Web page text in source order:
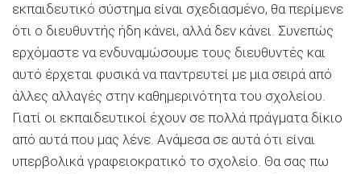
εκπαιδευτικό σύστημα είναι σχεδιασμένο, θα περίμενε
ότι ο διευθυντής ήδη κάνει, αλλά δεν κάνει. Συνεπώς
ερχόμαστε να ενδυναμώσουμε τους διευθυντές και
αυτό έρχεται φυσικά να παντρευτεί με μια σειρά από
άλλες αλλαγές στην καθημερινότητα του σχολείου.
Γιατί οι εκπαιδευτικοί έχουν σε πολλά πράγματα δίκιο
από αυτά που μας λένε. Ανάμεσα σε αυτά ότι είναι
υπερβολικά γραφειοκρατικό το σχολείο. Θα σας πω